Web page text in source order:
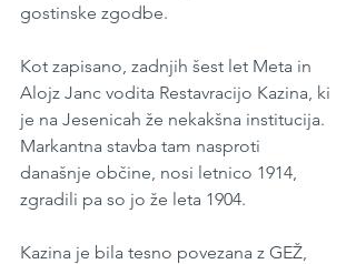
gostinske zgodbe.
Kot zapisano, zadnjih šest let Meta in
Alojz Janc vodita Restavracijo Kazina, ki
je na Jesenicah že nekakšna institucija.
Markantna stavba tam nasproti
današnje občine, nosi letnico 1914,
zgradili pa so jo že leta 1904.
Kazina je bila tesno povezana z GEŽ,